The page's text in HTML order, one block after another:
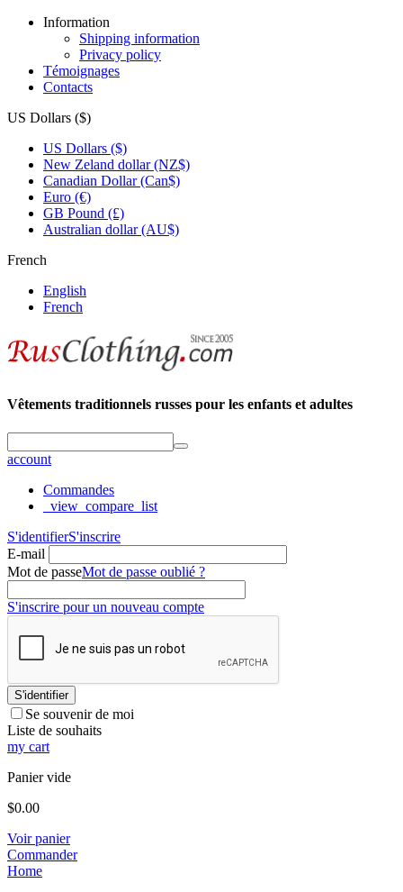
Information
Shipping information
Privacy policy
Témoignages
Contacts
US Dollars ($)
US Dollars ($)
New Zeland dollar (NZ$)
Canadian Dollar (Can$)
Euro (€)
GB Pound (£)
Australian dollar (AU$)
French
English
French
Vêtements traditionnels russes pour les enfants et adultes
account
Commandes
_view_compare_list
S'identifierS'inscrire
E-mail
Mot de passeMot de passe oublié ?
S'inscrire pour un nouveau compte
S'identifier
Se souvenir de moi
Liste de souhaits
my cart
Panier vide
$0.00
Voir panier
Commander
Home